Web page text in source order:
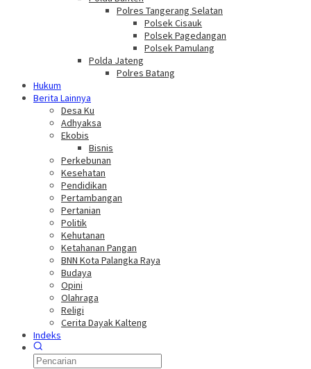
Polres Tangerang Selatan
Polsek Cisauk
Polsek Pagedangan
Polsek Pamulang
Polda Jateng
Polres Batang
Hukum
Berita Lainnya
Desa Ku
Adhyaksa
Ekobis
Bisnis
Perkebunan
Kesehatan
Pendidikan
Pertambangan
Pertanian
Politik
Kehutanan
Ketahanan Pangan
BNN Kota Palangka Raya
Budaya
Opini
Olahraga
Religi
Cerita Dayak Kalteng
Indeks